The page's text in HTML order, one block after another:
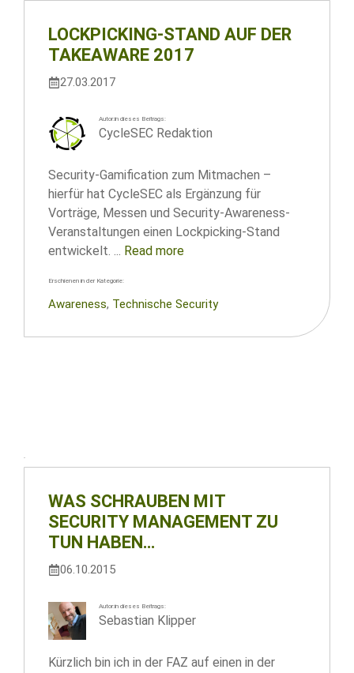
LOCKPICKING-STAND AUF DER
TAKEAWARE 2017
27.03.2017
Autor:in dieses Beitrags:
CycleSEC Redaktion
Security-Gamification zum Mitmachen –
hierfür hat CycleSEC als Ergänzung für
Vorträge, Messen und Security-Awareness-
Veranstaltungen einen Lockpicking-Stand
entwickelt. ... Read more
Erschienen in der Kategorie:
Awareness, Technische Security
WAS SCHRAUBEN MIT
SECURITY MANAGEMENT ZU
TUN HABEN…
06.10.2015
Autor:in dieses Beitrags:
Sebastian Klipper
Kürzlich bin ich in der FAZ auf einen in der